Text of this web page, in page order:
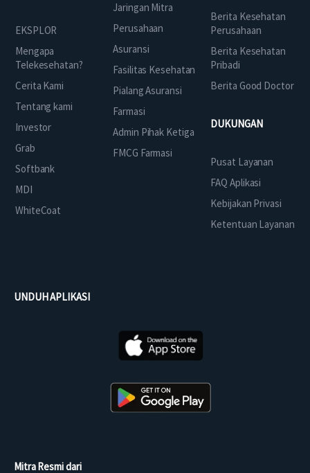
EKSPLOR
Mengapa
Telekesehatan?
Cerita Kami
Tentang kami
Investor
Grab
Softbank
MDI
WhiteCoat
Jaringan Mitra
Perusahaan
Asuransi
Fasilitas Kesehatan
Pialang Asuransi
Farmasi
Admin Pihak Ketiga
FMCG Farmasi
Berita Kesehatan
Perusahaan
Berita Kesehatan
Pribadi
Berita Good Doctor
DUKUNGAN
Pusat Layanan
FAQ Aplikasi
Kebijakan Privasi
Ketentuan Layanan
UNDUH APLIKASI
Mitra Resmi dari